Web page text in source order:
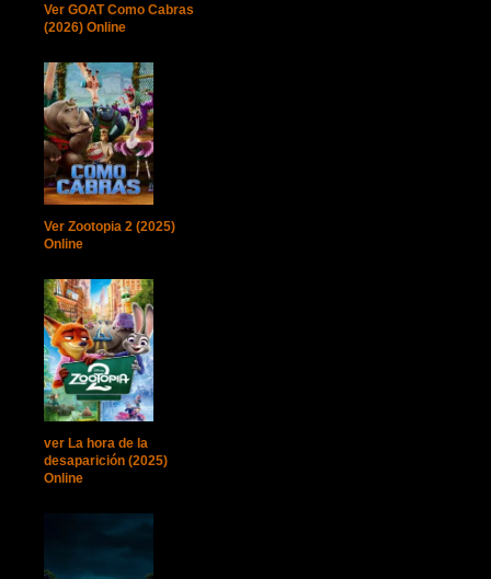
Ver GOAT Como Cabras
(2026) Online
Ver Zootopia 2 (2025)
Online
ver La hora de la
desaparición (2025)
Online